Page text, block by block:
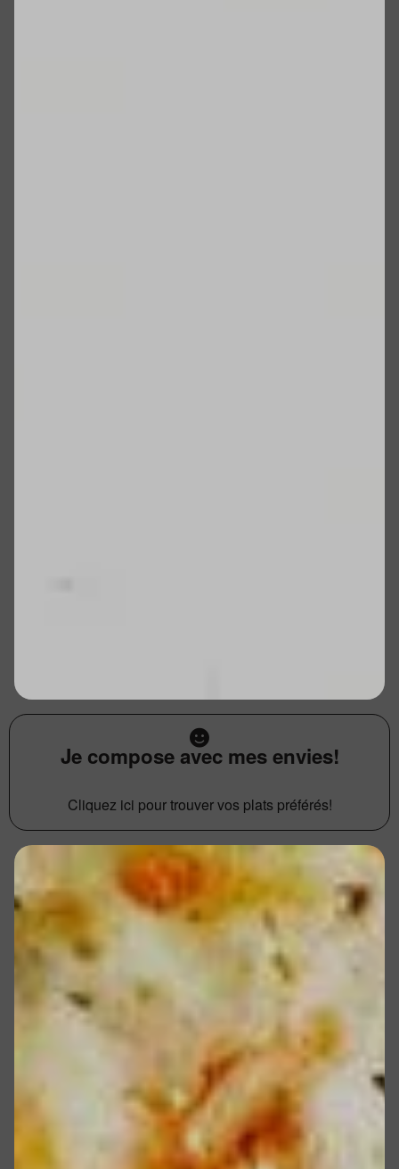
Je compose avec mes envies!
Cliquez ici pour trouver vos plats préférés!